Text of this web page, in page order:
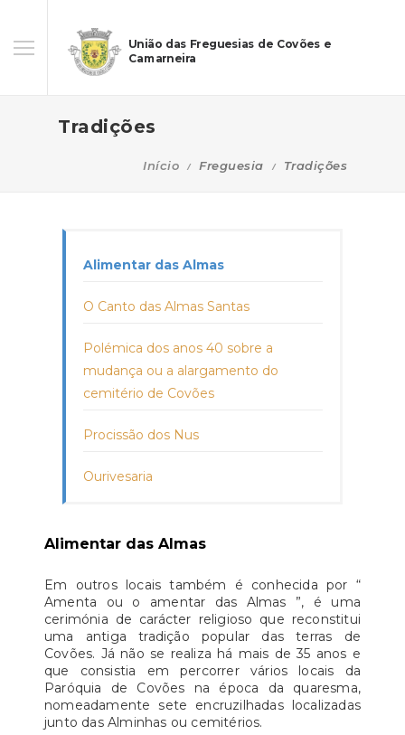
União das Freguesias de Covões e
Camarneira
Tradições
Início Freguesia Tradições
Alimentar das Almas
O Canto das Almas Santas
Polémica dos anos 40 sobre a
mudança ou a alargamento do
cemitério de Covões
Procissão dos Nus
Ourivesaria
Alimentar das Almas
Em outros locais também é conhecida por “
Amenta ou o amentar das Almas ”, é uma
cerimónia de carácter religioso que reconstitui
uma antiga tradição popular das terras de
Covões. Já não se realiza há mais de 35 anos e
que consistia em percorrer vários locais da
Paróquia de Covões na época da quaresma,
nomeadamente sete encruzilhadas localizadas
junto das Alminhas ou cemitérios.